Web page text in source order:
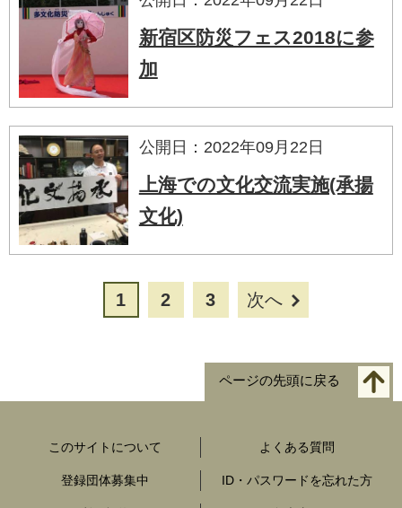
新宿区防災フェス2018に参
加
公開日：2022年09月22日
上海での文化交流実施(承揚
文化)
1 2 3 次へ
ページの先頭に戻る
このサイトについて よくある質問
登録団体募集中 ID・パスワードを忘れた方